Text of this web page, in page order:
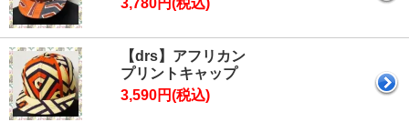
3,780円(税込)
【drs】アフリカン
プリントキャップ
3,590円(税込)